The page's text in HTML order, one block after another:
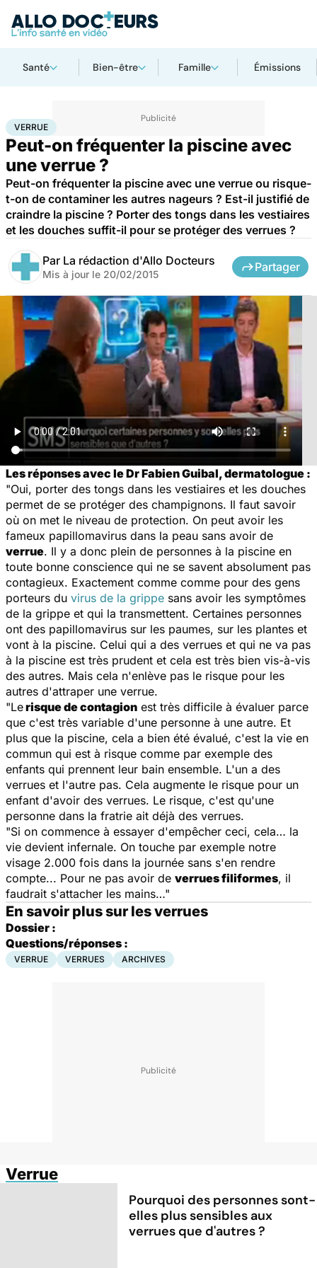
Santé Bien-être Famille Émissions
AccueilSanté
VERRUE
Peut-on fréquenter la piscine avec
une verrue ?
Peut-on fréquenter la piscine avec une verrue ou risque-
t-on de contaminer les autres nageurs ? Est-il justifié de
craindre la piscine ? Porter des tongs dans les vestiaires
et les douches suffit-il pour se protéger des verrues ?
Par La rédaction d'Allo Docteurs
Mis à jour le 20/02/2015
Partager
Les réponses avec le Dr Fabien Guibal, dermatologue :
"Oui, porter des tongs dans les vestiaires et les douches
permet de se protéger des champignons. Il faut savoir
où on met le niveau de protection. On peut avoir les
fameux papillomavirus dans la peau sans avoir de
verrue. Il y a donc plein de personnes à la piscine en
toute bonne conscience qui ne se savent absolument pas
contagieux. Exactement comme comme pour des gens
porteurs du virus de la grippe sans avoir les symptômes
de la grippe et qui la transmettent. Certaines personnes
ont des papillomavirus sur les paumes, sur les plantes et
vont à la piscine. Celui qui a des verrues et qui ne va pas
à la piscine est très prudent et cela est très bien vis-à-vis
des autres. Mais cela n'enlève pas le risque pour les
autres d'attraper une verrue.
"Lerisque de contagion est très difficile à évaluer parce
que c'est très variable d'une personne à une autre. Et
plus que la piscine, cela a bien été évalué, c'est la vie en
commun qui est à risque comme par exemple des
enfants qui prennent leur bain ensemble. L'un a des
verrues et l'autre pas. Cela augmente le risque pour un
enfant d'avoir des verrues. Le risque, c'est qu'une
personne dans la fratrie ait déjà des verrues.
"Si on commence à essayer d'empêcher ceci, cela… la
vie devient infernale. On touche par exemple notre
visage 2.000 fois dans la journée sans s'en rendre
compte... Pour ne pas avoir de verrues filiformes, il
faudrait s'attacher les mains…"
En savoir plus sur les verrues
Dossier :
Questions/réponses :
VERRUE VERRUES ARCHIVES
Verrue
Pourquoi des personnes sont-
elles plus sensibles aux
verrues que d'autres ?